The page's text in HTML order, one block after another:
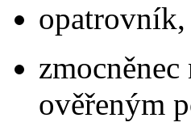
opatrovník,
ověřeným